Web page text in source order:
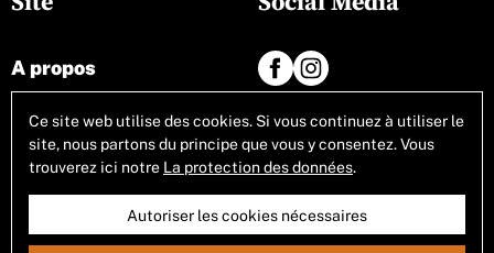
A propos
Contact
Tous les articles
Ce site web utilise des cookies. Si vous continuez à utiliser le
site, nous partons du principe que vous y consentez. Vous
trouverez ici notre La protection des données.
Autoriser les cookies nécessaires